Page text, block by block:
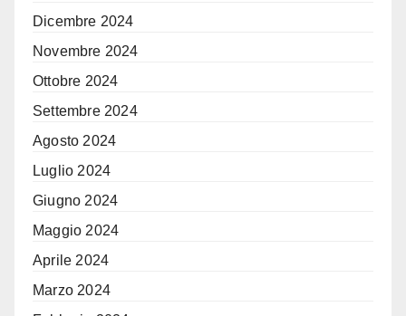
Dicembre 2024
Novembre 2024
Ottobre 2024
Settembre 2024
Agosto 2024
Luglio 2024
Giugno 2024
Maggio 2024
Aprile 2024
Marzo 2024